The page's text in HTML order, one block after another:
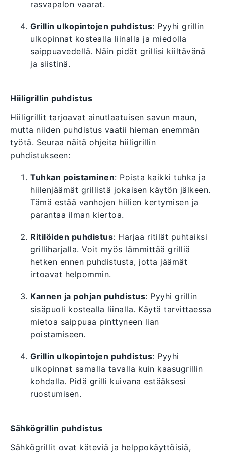
rasvapalon vaarat.
Grillin ulkopintojen puhdistus: Pyyhi grillin
ulkopinnat kostealla liinalla ja miedolla
saippuavedellä. Näin pidät grillisi kiiltävänä
ja siistinä.
Hiiligrillin puhdistus
Hiiligrillit tarjoavat ainutlaatuisen savun maun,
mutta niiden puhdistus vaatii hieman enemmän
työtä. Seuraa näitä ohjeita hiiligrillin
puhdistukseen:
Tuhkan poistaminen: Poista kaikki tuhka ja
hiilenjäämät grillistä jokaisen käytön jälkeen.
Tämä estää vanhojen hiilien kertymisen ja
parantaa ilman kiertoa.
Ritilöiden puhdistus: Harjaa ritilät puhtaiksi
grilliharjalla. Voit myös lämmittää grilliä
hetken ennen puhdistusta, jotta jäämät
irtoavat helpommin.
Kannen ja pohjan puhdistus: Pyyhi grillin
sisäpuoli kostealla liinalla. Käytä tarvittaessa
mietoa saippuaa pinttyneen lian
poistamiseen.
Grillin ulkopintojen puhdistus: Pyyhi
ulkopinnat samalla tavalla kuin kaasugrillin
kohdalla. Pidä grilli kuivana estääksesi
ruostumisen.
Sähkögrillin puhdistus
Sähkögrillit ovat käteviä ja helppokäyttöisiä,